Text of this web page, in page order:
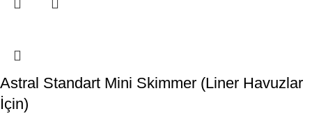
Astral Standart Mini Skimmer (Liner Havuzlar
İçin)